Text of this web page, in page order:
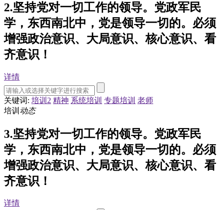
2.坚持党对一切工作的领导。党政军民
学，东西南北中，党是领导一切的。必须
增强政治意识、大局意识、核心意识、看
齐意识！
详情
关键词: 培训2 精神 系统培训 专题培训 老师
培训 动态
3.坚持党对一切工作的领导。党政军民
学，东西南北中，党是领导一切的。必须
增强政治意识、大局意识、核心意识、看
齐意识！
详情